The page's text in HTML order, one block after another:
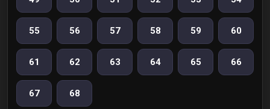
55 56 57 58 59 60
61 62 63 64 65 66
67 68